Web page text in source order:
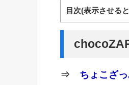
目次(表示させる
⇒ ちょこざ